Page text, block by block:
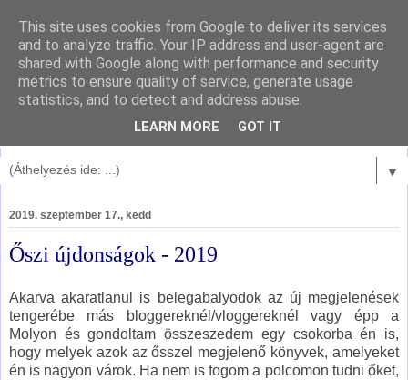
▼
2019. szeptember 17., kedd
Őszi újdonságok - 2019
Akarva akaratlanul is belegabalyodok az új megjelenések
tengerébe más bloggereknél/vloggereknél vagy épp a
Molyon és gondoltam összeszedem egy csokorba én is,
hogy melyek azok az ősszel megjelenő könyvek, amelyeket
én is nagyon várok. Ha nem is fogom a polcomon tudni őket,
This site uses cookies from Google to deliver its services
and to analyze traffic. Your IP address and user-agent are
shared with Google along with performance and security
metrics to ensure quality of service, generate usage
statistics, and to detect and address abuse.
LEARN MORE GOT IT